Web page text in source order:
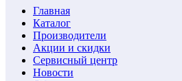
Главная
Каталог
Производители
Акции и скидки
Сервисный центр
Новости